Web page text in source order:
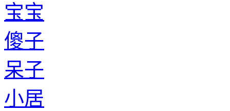
宝宝
傻子
呆子
小居